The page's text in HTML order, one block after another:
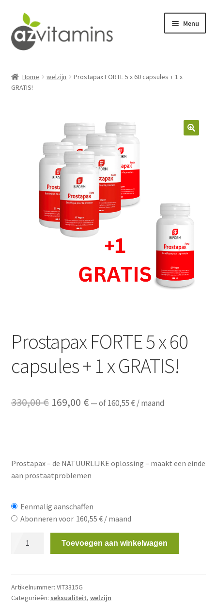
door
naar
naar
de
Menu
seksualiteit
drukvermindering
Verlies gewicht
AANBIEDINGEN
Home welzijn
Prostapax FORTE 5 x 60 capsules + 1 x
GRATIS!
Prostapax FORTE 5 x 60
capsules + 1 x GRATIS!
330,00€ Oorspronkelijke
169,00 €Huidige
—of160,55€/ maand
Prostapax – de NATUURLIJKE oplossing – maakt een einde
aan prostaatproblemen
Eenmalig aanschaffen
Abonneren voor 160,55€ / maand
60
capsules
Toevoegen aan winkelwagen
Artikelnummer: VIT3315G
Categorieën: seksualiteit, welzijn